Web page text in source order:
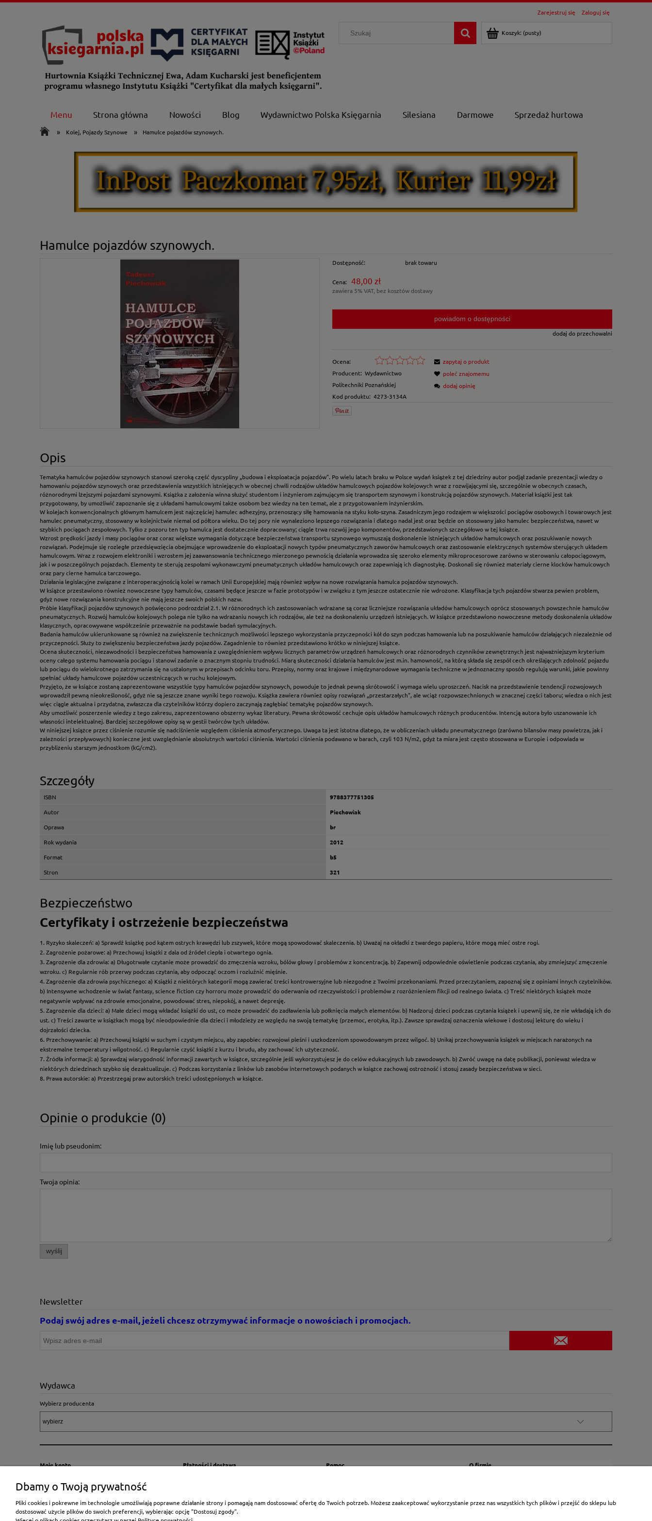
Zarejestruj się Zaloguj się
Koszyk: (pusty)
Menu Strona główna Nowości Blog Wydawnictwo Polska Księgarnia Silesiana Darmowe Sprzedaż hurtowa
» Kolej, Pojazdy Szynowe » Hamulce pojazdów szynowych.
Hamulce pojazdów szynowych.
Dostępność: brak towaru
Cena: 48,00 zł
zawiera 5% VAT, bez kosztów dostawy
powiadom o dostępności
dodaj do przechowalni
Ocena:
Producent: Wydawnictwo
Politechniki Poznańskiej
Kod produktu: 4273-3134A
zapytaj o produkt
poleć znajomemu
dodaj opinię
Opis
Tematyka hamulców pojazdów szynowych stanowi szeroką część dyscypliny „budowa i eksploatacja pojazdów". Po wielu latach braku w Polsce wydań książek z tej dziedziny autor podjął zadanie prezentacji wiedzy o
hamowaniu pojazdów szynowych oraz przedstawienia wszystkich istniejących w obecnej chwili rodzajów układów hamulcowych pojazdów kolejowych wraz z rozwijającymi się, szczególnie w obecnych czasach,
różnorodnymi lżejszymi pojazdami szynowymi. Książka z założenia winna służyć studentom i inżynierom zajmującym się transportem szynowym i konstrukcją pojazdów szynowych. Materiał książki jest tak
przygotowany, by umożliwić zapoznanie się z układami hamulcowymi także osobom bez wiedzy na ten temat, ale z przygotowaniem inżynierskim.
W kolejach konwencjonalnych głównym hamulcem jest najczęściej hamulec adhezyjny, przenoszący siłę hamowania na styku koło-szyna. Zasadniczym jego rodzajem w większości pociągów osobowych i towarowych jest
hamulec pneumatyczny, stosowany w kolejnictwie niemal od półtora wieku. Do tej pory nie wynaleziono lepszego rozwiązania i dlatego nadal jest oraz będzie on stosowany jako hamulec bezpieczeństwa, nawet w
szybkich pociągach zespołowych. Tylko z pozoru ten typ hamulca jest dostatecznie dopracowany; ciągle trwa rozwój jego komponentów, przedstawionych szczegółowo w tej książce.
Wzrost prędkości jazdy i masy pociągów oraz coraz większe wymagania dotyczące bezpieczeństwa transportu szynowego wymuszają doskonalenie istniejących układów hamulcowych oraz poszukiwanie nowych
rozwiązań. Podejmuje się rozległe przedsięwzięcia obejmujące wprowadzenie do eksploatacji nowych typów pneumatycznych zaworów hamulcowych oraz zastosowanie elektrycznych systemów sterujących układem
hamulcowym. Wraz z rozwojem elektroniki i wzrostem jej zaawansowania technicznego mierzonego pewnością działania wprowadza się szeroko elementy mikroprocesorowe zarówno w sterowaniu całopociągowym,
jak i w poszczególnych pojazdach. Elementy te sterują zespołami wykonawczymi pneumatycznych układów hamulcowych oraz zapewniają ich diagnostykę. Doskonali się również materiały cierne klocków hamulcowych
oraz pary cierne hamulca tarczowego.
Działania legislacyjne związane z interoperacyjnością kolei w ramach Unii Europejskiej mają również wpływ na nowe rozwiązania hamulca pojazdów szynowych.
W książce przestawiono również nowoczesne typy hamulców, czasami będące jeszcze w fazie prototypów i w związku z tym jeszcze ostatecznie nie wdrożone. Klasyfikacja tych pojazdów stwarza pewien problem,
gdyż nowe rozwiązania konstrukcyjne nie mają jeszcze swoich polskich nazw.
Próbie klasyfikacji pojazdów szynowych poświęcono podrozdział 2.1. W różnorodnych ich zastosowaniach wdrażane są coraz liczniejsze rozwiązania układów hamulcowych oprócz stosowanych powszechnie hamulców
pneumatycznych. Rozwój hamulców kolejowych polega nie tylko na wdrażaniu nowych ich rodzajów, ale też na doskonaleniu urządzeń istniejących. W książce przedstawiono nowoczesne metody doskonalenia układów
klasycznych, opracowywane współcześnie przeważnie na podstawie badań symulacyjnych.
Badania hamulców ukierunkowane są również na zwiększenie technicznych możliwości lepszego wykorzystania przyczepności kół do szyn podczas hamowania lub na poszukiwanie hamulców działających niezależnie od
przyczepności. Służy to zwiększeniu bezpieczeństwa jazdy pojazdów. Zagadnienie to również przedstawiono krótko w niniejszej książce.
Ocena skuteczności, niezawodności i bezpieczeństwa hamowania z uwzględnieniem wpływu licznych parametrów urządzeń hamulcowych oraz różnorodnych czynników zewnętrznych jest najważniejszym kryterium
oceny całego systemu hamowania pociągu i stanowi zadanie o znacznym stopniu trudności. Miarą skuteczności działania hamulców jest m.in. hamowność, na którą składa się zespół cech określających zdolność pojazdu
lub pociągu do wielokrotnego zatrzymania się na ustalonym w przepisach odcinku toru. Przepisy, normy oraz krajowe i międzynarodowe wymagania techniczne w jednoznaczny sposób regulują warunki, jakie powinny
spełniać układy hamulcowe pojazdów uczestniczących w ruchu kolejowym.
Przyjęto, że w książce zostaną zaprezentowane wszystkie typy hamulców pojazdów szynowych, powoduje to jednak pewną skrótowość i wymaga wielu uproszczeń. Nacisk na przedstawienie tendencji rozwojowych
wprowadził pewną nieokreśloność, gdyż nie są jeszcze znane wyniki tego rozwoju. Książka zawiera również opisy rozwiązań „przestarzałych", ale wciąż rozpowszechnionych w znacznej części taboru; wiedza o nich jest
więc ciągle aktualna i przydatna, zwłaszcza dla czytelników którzy dopiero zaczynają zagłębiać tematykę pojazdów szynowych.
Aby umożliwić poszerzenie wiedzy z tego zakresu, zaprezentowano obszerny wykaz literatury. Pewna skrótowość cechuje opis układów hamulcowych różnych producentów. Intencją autora było uszanowanie ich
własności intelektualnej. Bardziej szczegółowe opisy są w gestii twórców tych układów.
W niniejszej książce przez ciśnienie rozumie się nadciśnienie względem ciśnienia atmosferycznego. Uwaga ta jest istotna dlatego, że w obliczeniach układu pneumatycznego (zarówno bilansów masy powietrza, jak i
zależności przepływowych) konieczne jest uwzględnianie absolutnych wartości ciśnienia. Wartości ciśnienia podawano w barach, czyli 103 N/m2, gdyż ta miara jest często stosowana w Europie i odpowiada w
przybliżeniu starszym jednostkom (kG/cm2).
Szczegóły
ISBN
9788377751305
Autor
Piechowiak
Oprawa
br
Rok wydania
2012
Format
b5
Stron
321
Bezpieczeństwo
Certyfikaty i ostrzeżenie bezpieczeństwa
1. Ryzyko skaleczeń: a) Sprawdź książkę pod kątem ostrych krawędzi lub zszywek, które mogą spowodować skaleczenia. b) Uważaj na okładki z twardego papieru, które mogą mieć ostre rogi.
2. Zagrożenie pożarowe: a) Przechowuj książki z dala od źródeł ciepła i otwartego ognia.
3. Zagrożenie dla zdrowia: a) Długotrwałe czytanie może prowadzić do zmęczenia wzroku, bólów głowy i problemów z koncentracją. b) Zapewnij odpowiednie oświetlenie podczas czytania, aby zmniejszyć zmęczenie
wzroku. c) Regularnie rób przerwy podczas czytania, aby odpocząć oczom i rozluźnić mięśnie.
4. Zagrożenie dla zdrowia psychicznego: a) Książki z niektórych kategorii mogą zawierać treści kontrowersyjne lub niezgodne z Twoimi przekonaniami. Przed przeczytaniem, zapoznaj się z opiniami innych czytelników.
b) Intensywne wchodzenie w świat fantasy, science fiction czy horroru może prowadzić do oderwania od rzeczywistości i problemów z rozróżnieniem fikcji od realnego świata. c) Treść niektórych książek może
negatywnie wpływać na zdrowie emocjonalne, powodować stres, niepokój, a nawet depresję.
5. Zagrożenie dla dzieci: a) Małe dzieci mogą wkładać książki do ust, co może prowadzić do zadławienia lub połknięcia małych elementów. b) Nadzoruj dzieci podczas czytania książek i upewnij się, że nie wkładają ich do
ust. c) Treści zawarte w książkach mogą być nieodpowiednie dla dzieci i młodzieży ze względu na swoją tematykę (przemoc, erotyka, itp.). Zawsze sprawdzaj oznaczenia wiekowe i dostosuj lekturę do wieku i
dojrzałości dziecka.
6. Przechowywanie: a) Przechowuj książki w suchym i czystym miejscu, aby zapobiec rozwojowi pleśni i uszkodzeniom spowodowanym przez wilgoć. b) Unikaj przechowywania książek w miejscach narażonych na
ekstremalne temperatury i wilgotność. c) Regularnie czyść książki z kurzu i brudu, aby zachować ich użyteczność.
7. Źródła informacji: a) Sprawdzaj wiarygodność informacji zawartych w książce, szczególnie jeśli wykorzystujesz je do celów edukacyjnych lub zawodowych. b) Zwróć uwagę na datę publikacji, ponieważ wiedza w
niektórych dziedzinach szybko się dezaktualizuje. c) Podczas korzystania z linków lub zasobów internetowych podanych w książce zachowaj ostrożność i stosuj zasady bezpieczeństwa w sieci.
8. Prawa autorskie: a) Przestrzegaj praw autorskich treści udostępnionych w książce.
Opinie o produkcie (0)
Imię lub pseudonim:
Twoja opinia:
wyślij
Newsletter
Podaj swój adres e-mail, jeżeli chcesz otrzymywać informacje o nowościach i promocjach.
Wydawca
Wybierz producenta
Moje konto
Twoje zamówienia
Przechowalnia
Płatności i dostawa
Płatność
Pomoc
Polityka cookies
O firmie
Blog
Dbamy o Twoją prywatność
Pliki cookies i pokrewne im technologie umożliwiają poprawne działanie strony i pomagają nam dostosować ofertę do Twoich potrzeb. Możesz zaakceptować wykorzystanie przez nas wszystkich tych plików i przejść do sklepu lub
dostosować użycie plików do swoich preferencji, wybierając opcję "Dostosuj zgody".